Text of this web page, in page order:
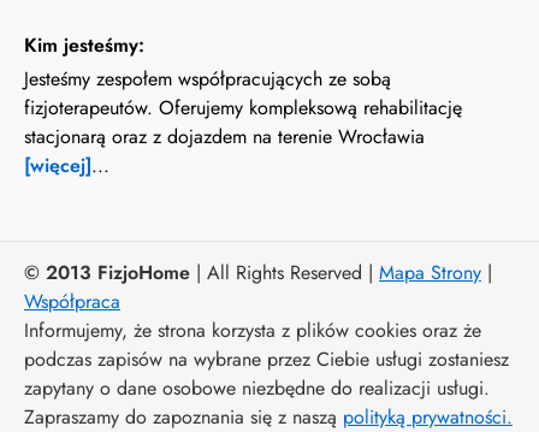
Kim jesteśmy:
Jesteśmy zespołem współpracujących ze sobą
fizjoterapeutów. Oferujemy kompleksową rehabilitację
stacjonarą oraz z dojazdem na terenie Wrocławia
[więcej]...
© 2013 FizjoHome | All Rights Reserved | Mapa Strony |
Współpraca
Informujemy, że strona korzysta z plików cookies oraz że
podczas zapisów na wybrane przez Ciebie usługi zostaniesz
zapytany o dane osobowe niezbędne do realizacji usługi.
Zapraszamy do zapoznania się z naszą polityką prywatności.